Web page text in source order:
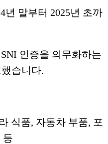
년 말부터 2025년 초까
인증을 의무화하는
습니다.
식품, 자동차 부품, 포
등